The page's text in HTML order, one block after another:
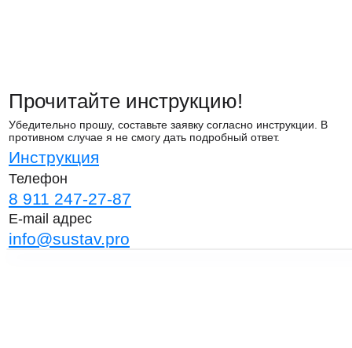
Прочитайте инструкцию!
Убедительно прошу, составьте заявку согласно инструкции. В
противном случае я не смогу дать подробный ответ.
Инструкция
Телефон
8 911 247-27-87
E-mail адрес
info@sustav.pro